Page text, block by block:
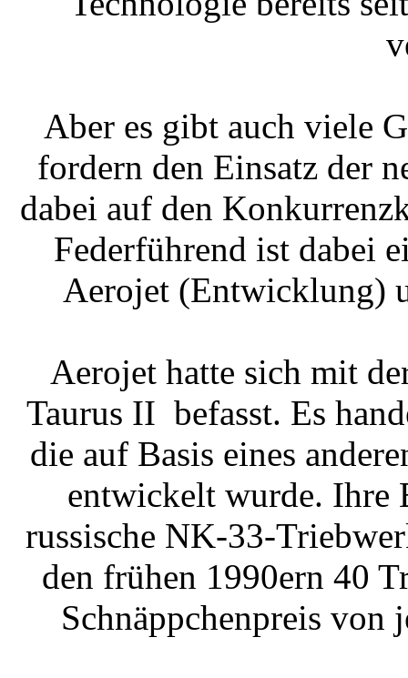
Aber es gibt auch viele
fordern den Einsatz der
dabei auf den
Federführend ist dabei
Aerojet (Entwicklung)
Aerojet hatte sich mit
Taurus II befasst. Es
die auf Basis eines
entwickelt wurde. Ihre
russische NK-33-
den frühen 1990ern 40
Schnäppchenpreis